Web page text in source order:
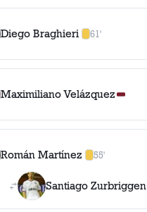
Diego Braghieri 61'
1amarilla
Maximiliano Velázquez
Román Martínez 55'
1amarilla
Santiago Zurbriggen